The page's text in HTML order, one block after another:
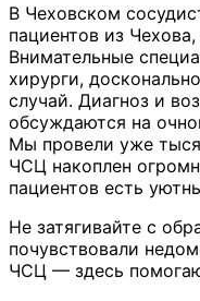
В Чеховском
пациентов из
Внимательные
хирурги,
случай. Диагноз и
обсуждаются на
Мы провели уже
ЧСЦ накоплен
пациентов есть
Не затягивайте с
почувствовали
ЧСЦ — здесь